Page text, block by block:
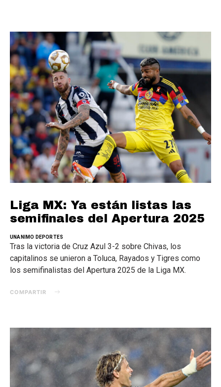
Liga MX: Ya están listas las
semifinales del Apertura 2025
UNANIMO DEPORTES
Tras la victoria de Cruz Azul 3-2 sobre Chivas, los
capitalinos se unieron a Toluca, Rayados y Tigres como
los semifinalistas del Apertura 2025 de la Liga MX.
COMPARTIR